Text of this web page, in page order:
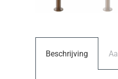
Beschrijving